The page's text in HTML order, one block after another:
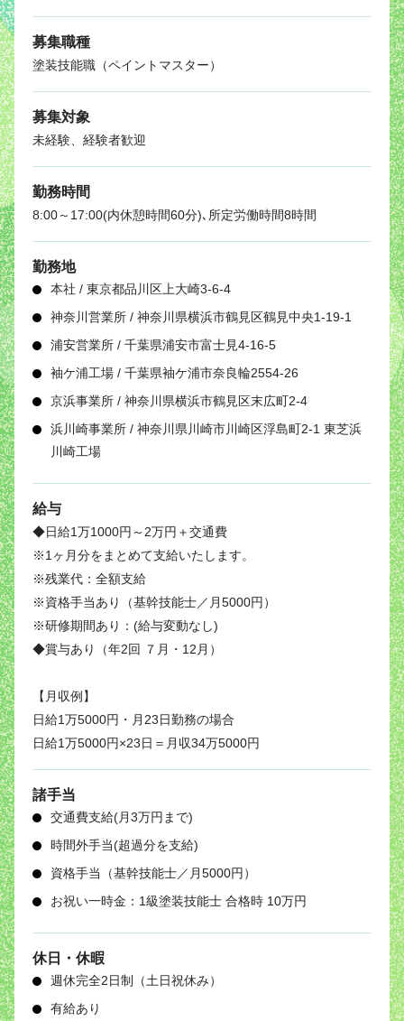
募集職種
塗装技能職（ペイントマスター）
募集対象
未経験、経験者歓迎
勤務時間
8:00～17:00(内休憩時間60分)､所定労働時間8時間
勤務地
本社 / 東京都品川区上大崎3-6-4
神奈川営業所 / 神奈川県横浜市鶴見区鶴見中央1-19-1
浦安営業所 / 千葉県浦安市富士見4-16-5
袖ケ浦工場 / 千葉県袖ケ浦市奈良輪2554-26
京浜事業所 / 神奈川県横浜市鶴見区末広町2‐4
浜川崎事業所 / 神奈川県川崎市川崎区浮島町2-1 東芝浜
川崎工場
給与
◆日給1万1000円～2万円＋交通費
※1ヶ月分をまとめて支給いたします。
※残業代：全額支給
※資格手当あり（基幹技能士／月5000円）
※研修期間あり：(給与変動なし)
◆賞与あり（年2回 ７月・12月）
【月収例】
日給1万5000円・月23日勤務の場合
日給1万5000円×23日＝月収34万5000円
諸手当
交通費支給(月3万円まで)
時間外手当(超過分を支給)
資格手当（基幹技能士／月5000円）
お祝い一時金：1級塗装技能士 合格時 10万円
休日・休暇
週休完全2日制（土日祝休み）
有給あり